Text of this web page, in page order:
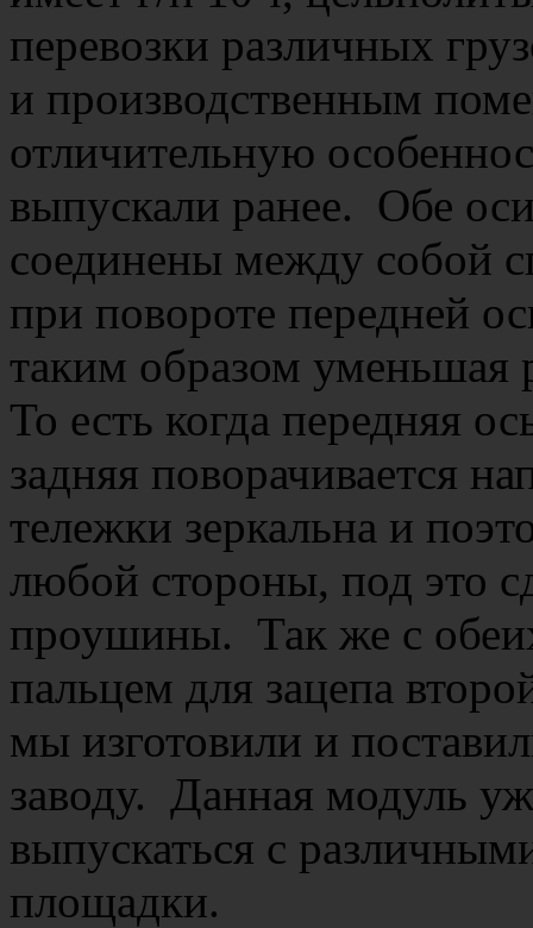
перевозки различных
и производственным
отличительную
выпускали ранее. Обе
соединены между собой
при повороте передней
таким образом уменьшая
То есть когда передняя
задняя поворачивается
тележки зеркальна и
любой стороны, под это
проушины. Так же с
пальцем для зацепа
мы изготовили и
заводу. Данная модуль
выпускаться с
площадки.